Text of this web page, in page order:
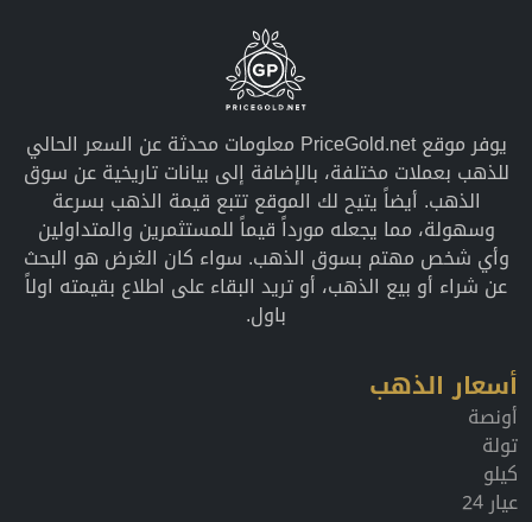
يوفر موقع PriceGold.net معلومات محدثة عن السعر الحالي
للذهب بعملات مختلفة، بالإضافة إلى بيانات تاريخية عن سوق
الذهب. أيضاً يتيح لك الموقع تتبع قيمة الذهب بسرعة
وسهولة، مما يجعله مورداً قيماً للمستثمرين والمتداولين
وأي شخص مهتم بسوق الذهب. سواء كان الغرض هو البحث
عن شراء أو بيع الذهب، أو تريد البقاء على اطلاع بقيمته اولاً
باول.
أسعار الذهب
أونصة
تولة
كيلو
عيار 24